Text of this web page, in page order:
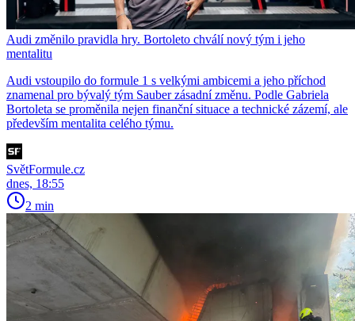
Audi změnilo pravidla hry. Bortoleto chválí nový tým i jeho
mentalitu
Audi vstoupilo do formule 1 s velkými ambicemi a jeho příchod
znamenal pro bývalý tým Sauber zásadní změnu. Podle Gabriela
Bortoleta se proměnila nejen finanční situace a technické zázemí, ale
především mentalita celého týmu.
SvětFormule.cz
dnes, 18:55
2 min